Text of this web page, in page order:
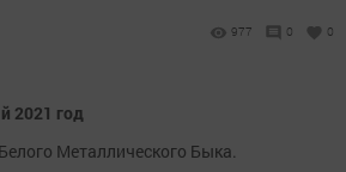
977 0 0
2021 год
Металлического Быка.